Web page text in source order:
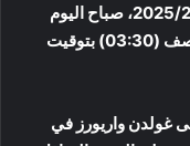
لكرة السلة 2025/2024، صباح اليوم
الأحد 11 مايو 2025، في الساعة الثالثة والنصف (03:30) بتوقيت
غولدن واريورز في